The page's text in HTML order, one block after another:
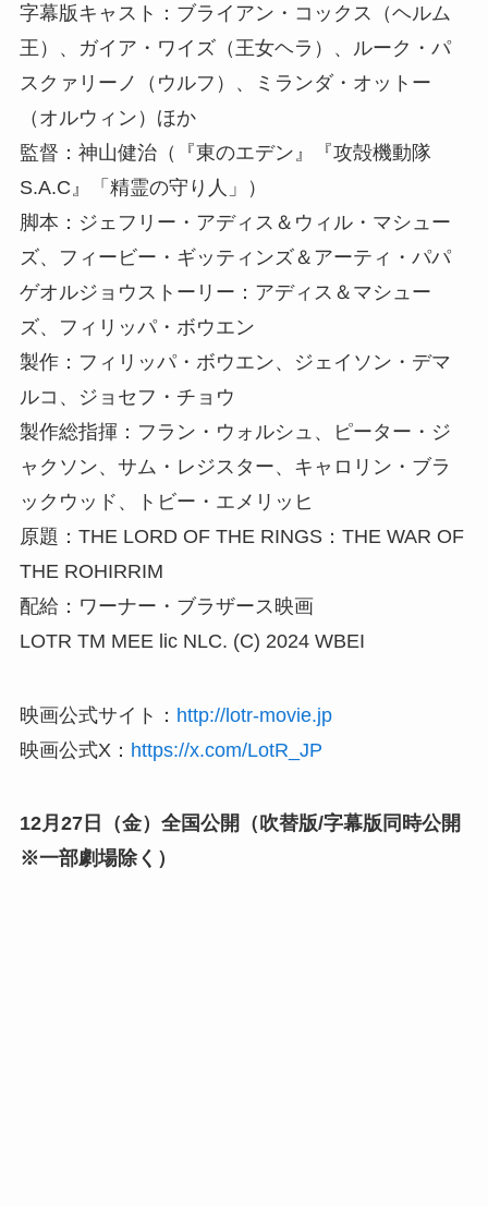
字幕版キャスト：ブライアン・コックス（ヘルム
王）、ガイア・ワイズ（王女ヘラ）、ルーク・パ
スクァリーノ（ウルフ）、ミランダ・オットー
（オルウィン）ほか
監督：神山健治（『東のエデン』『攻殻機動隊
S.A.C』「精霊の守り人」）
脚本：ジェフリー・アディス＆ウィル・マシュー
ズ、フィービー・ギッティンズ＆アーティ・パパ
ゲオルジョウストーリー：アディス＆マシュー
ズ、フィリッパ・ボウエン
製作：フィリッパ・ボウエン、ジェイソン・デマ
ルコ、ジョセフ・チョウ
製作総指揮：フラン・ウォルシュ、ピーター・ジ
ャクソン、サム・レジスター、キャロリン・ブラ
ックウッド、トビー・エメリッヒ
原題：THE LORD OF THE RINGS：THE WAR OF
THE ROHIRRIM
配給：ワーナー・ブラザース映画
LOTR TM MEE lic NLC. (C) 2024 WBEI
映画公式サイト： http://lotr-movie.jp
映画公式X： https://x.com/LotR_JP
12月27日（金）全国公開（吹替版/字幕版同時公開
※一部劇場除く）